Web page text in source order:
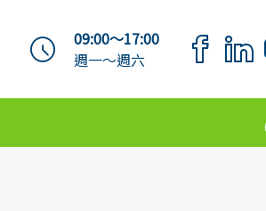
09:00～17:00
週一～週六